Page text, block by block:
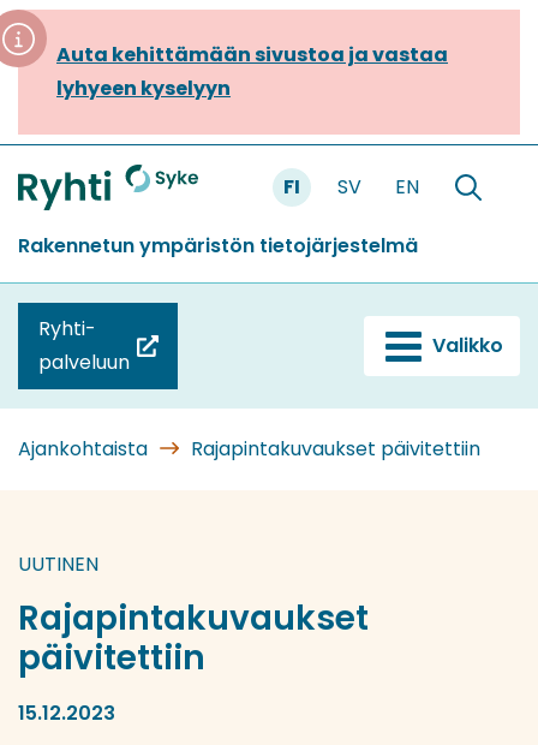
Siirry
sisältöönAuta kehittämään sivustoa ja vastaa
lyhyeen kyselyyn
Etusivu
FI SV EN
Hae
Rakennetun ympäristön tietojärjestelmä
Ryhti-
palveluun
(siirryt
toiseen
Valikko
Ajankohtaista Rajapintakuvaukset päivitettiin
UUTINEN
Rajapintakuvaukset
päivitettiin
15.12.2023